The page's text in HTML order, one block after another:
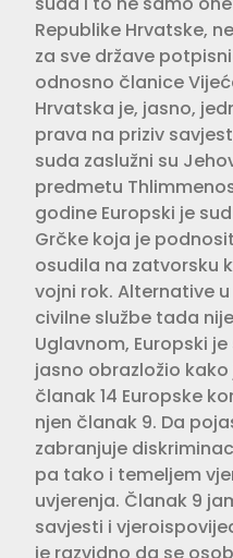
Republike Hrvatske,
za sve države
odnosno članice
Hrvatska je, jasno,
prava na priziv
suda zaslužni su
predmetu
godine Europski je
Grčke koja je
osudila na zatvorsku
vojni rok. Alternative
civilne službe tada
Uglavnom, Europski
jasno obrazložio
članak 14 Europske
njen članak 9. Da
zabranjuje
pa tako i temeljem
uvjerenja. Članak 9
savjesti i